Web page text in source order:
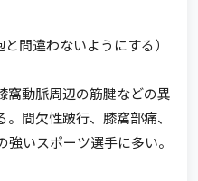
間違わないようにする）
動脈周辺の筋腱などの異
間欠性跛行、膝窩部痛、
いスポーツ選手に多い。